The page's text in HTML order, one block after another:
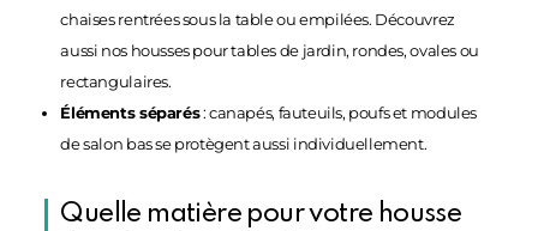
chaises rentrées sous la table ou empilées. Découvrez
aussi nos housses pour tables de jardin, rondes, ovales ou
rectangulaires.
Éléments séparés: canapés, fauteuils, poufs et modules
de salon bas se protègent aussi individuellement.
Quelle matière pour votre housse